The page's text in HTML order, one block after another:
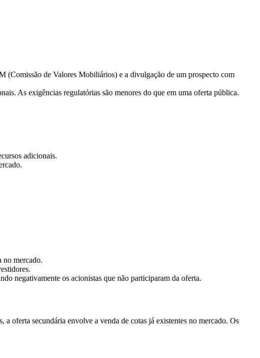
(Comissão de Valores Mobiliários) e a divulgação de um prospecto com
As exigências regulatórias são menores do que em uma oferta pública.
adicionais.
no mercado.
negativamente os acionistas que não participaram da oferta.
oferta secundária envolve a venda de cotas já existentes no mercado. Os